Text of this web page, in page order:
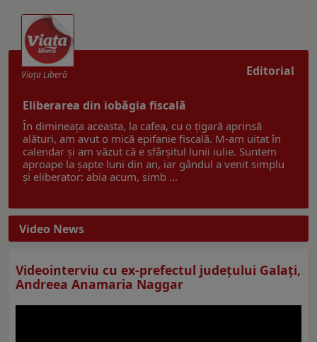
Editorial
Viaţa Liberă
Eliberarea din iobăgia fiscală
În dimineața aceasta, la cafea, cu o țigară aprinsă
alături, am avut o mică epifanie fiscală. M-am uitat în
calendar și am văzut că e sfârșitul lunii iulie. Suntem
aproape la șapte luni din an, iar gândul a venit simplu
și eliberator: abia acum, simb ...
Video News
Videointerviu cu ex-prefectul judeţului Galaţi,
Andreea Anamaria Naggar